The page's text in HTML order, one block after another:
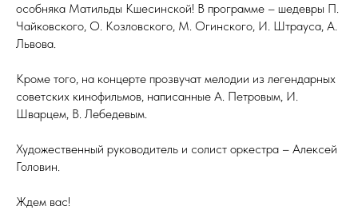
особняка Матильды Кшесинской! В программе – шедевры П.
Чайковского, О. Козловского, М. Огинского, И. Штрауса, А.
Львова.
Кроме того, на концерте прозвучат мелодии из легендарных
советских кинофильмов, написанные А. Петровым, И.
Шварцем, В. Лебедевым.
Художественный руководитель и солист оркестра – Алексей
Головин.
Ждем вас!